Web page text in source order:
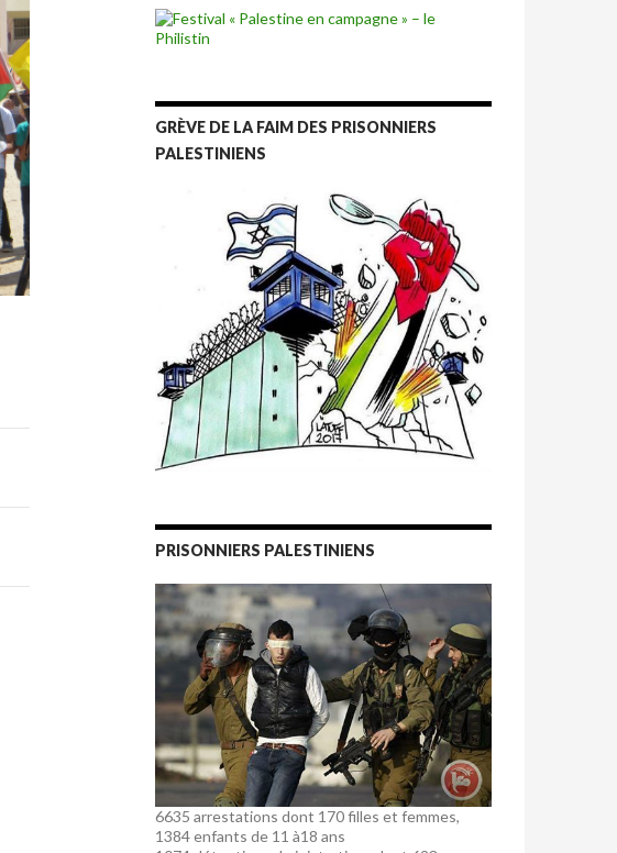
GRÈVE DE LA FAIM DES PRISONNIERS
PALESTINIENS
PRISONNIERS PALESTINIENS
6635 arrestations dont 170 filles et femmes,
1384 enfants de 11 à18 ans